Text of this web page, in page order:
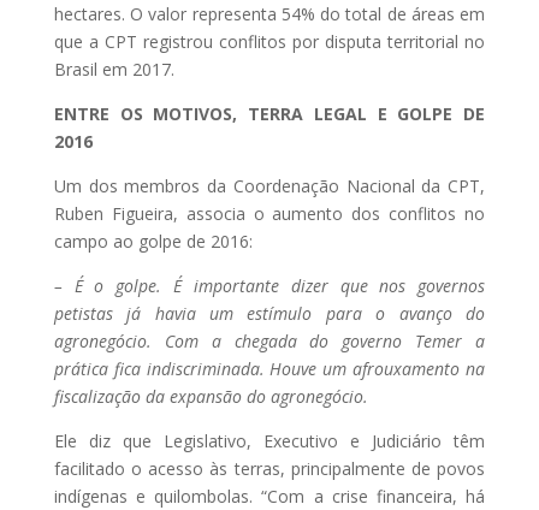
hectares. O valor representa 54% do total de áreas em
que a CPT registrou conflitos por disputa territorial no
Brasil em 2017.
ENTRE OS MOTIVOS, TERRA LEGAL E GOLPE DE
2016
Um dos membros da Coordenação Nacional da CPT,
Ruben Figueira, associa o aumento dos conflitos no
campo ao golpe de 2016:
– É o golpe. É importante dizer que nos governos
petistas já havia um estímulo para o avanço do
agronegócio. Com a chegada do governo Temer a
prática fica indiscriminada. Houve um afrouxamento na
fiscalização da expansão do agronegócio.
Ele diz que Legislativo, Executivo e Judiciário têm
facilitado o acesso às terras, principalmente de povos
indígenas e quilombolas. “Com a crise financeira, há